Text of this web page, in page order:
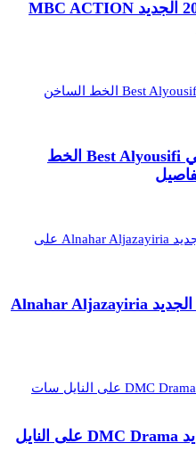
تردد قناة ام بي سي اكشن 2026 الجديد MBC ACTION
رقم خدمة عملاء بست اليوسفي Best Alyousifi الخط
تردد قناة النهار الجزائرية 2026 الجديد Alnahar Aljazayiria
تردد قناة dmc دراما 2026 الجديد DMC Drama على النايل